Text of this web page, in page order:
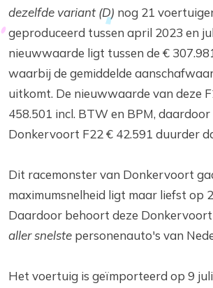
dezelfde variant (D) nog 21
geproduceerd tussen april 2023 en
nieuwwaarde ligt tussen de €
waarbij de gemiddelde
uitkomt. De nieuwwaarde van deze
458.501 incl. BTW en BPM, daardoor
Donkervoort F22 € 42.591 duurder
Dit racemonster van Donkervoort
maximumsnelheid ligt maar liefst op
Daardoor behoort deze
aller snelste personenauto's van
Het voertuig is geïmporteerd op 9